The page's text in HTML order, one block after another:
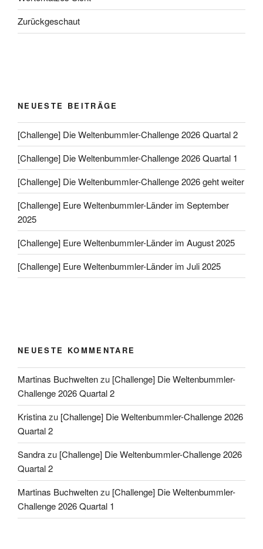
Zurückgeschaut
NEUESTE BEITRÄGE
[Challenge] Die Weltenbummler-Challenge 2026 Quartal 2
[Challenge] Die Weltenbummler-Challenge 2026 Quartal 1
[Challenge] Die Weltenbummler-Challenge 2026 geht weiter
[Challenge] Eure Weltenbummler-Länder im September
2025
[Challenge] Eure Weltenbummler-Länder im August 2025
[Challenge] Eure Weltenbummler-Länder im Juli 2025
NEUESTE KOMMENTARE
Martinas Buchweltenzu [Challenge] Die Weltenbummler-
Challenge 2026 Quartal 2
Kristinazu [Challenge] Die Weltenbummler-Challenge 2026
Quartal 2
Sandrazu [Challenge] Die Weltenbummler-Challenge 2026
Quartal 2
Martinas Buchweltenzu [Challenge] Die Weltenbummler-
Challenge 2026 Quartal 1